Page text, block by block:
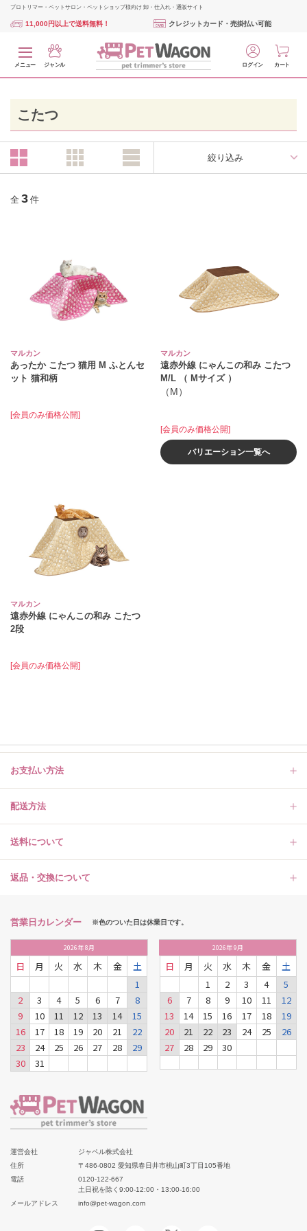
プロトリマー・ペットサロン・ペットショップ様向け 卸・仕入れ・通販サイト
11,000円以上で送料無料！ クレジットカード・売掛払い可能
メニュー ジャンル ログイン カート
こたつ
絞り込み
全 3 件
マルカン
あったか こたつ 猫用 M ふとんセ
ット 猫和柄
[会員のみ価格公開]
マルカン
遠赤外線 にゃんこの和み こたつ
M/L （ Mサイズ ）
（M）
[会員のみ価格公開]
バリエーション一覧へ
マルカン
遠赤外線 にゃんこの和み こたつ
2段
[会員のみ価格公開]
お支払い方法
配送方法
送料について
返品・交換について
営業日カレンダー ※色のついた日は休業日です。
2026年8月
日 月 火 水 木 金
土
1
2
3 4 5 6 7
8
9
10 11 12 13 14
15
16
17 18 19 20 21
22
23
24 25 26 27 28
29
30
31
2026年9月
日 月 火 水 木 金
土
1
2 3 4
5
6
7 8 9 10 11
12
13
14 15 16 17 18
19
20
21 22 23 24 25
26
27
28 29 30
運営会社
ジャペル株式会社
住所
〒486-0802 愛知県春日井市桃山町3丁目105番地
電話
0120-122-667
土日祝を除く9:00-12:00・13:00-16:00
メールアドレス
info@pet-wagon.com